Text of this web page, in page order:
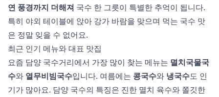
연 풍경까지 더해져 국수 한 그릇이 특별한 추억이 됩니다.
특히 야외 테이블에 앉아 강가 바람을 맞으며 먹는 국수 맛
은 정말 잊을 수 없어요.
최근 인기 메뉴와 대표 맛집
요즘 담양 국수거리에서 가장 많이 찾는 메뉴는 멸치국물국
수와 열무비빔국수입니다. 여름에는 콩국수와 냉국수도 인
기가 많아요. 담양 국수의 특징은 진한 멸치 육수와 쫄깃한